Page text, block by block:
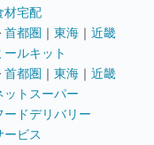
材宅配
首都圏 ｜ 東海 ｜ 近畿
ールキット
首都圏 ｜ 東海 ｜ 近畿
ットスーパー
ードデリバリー
ービス